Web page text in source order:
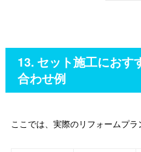
13. セット施工におす
合わせ例
ここでは、実際のリフォームプラ